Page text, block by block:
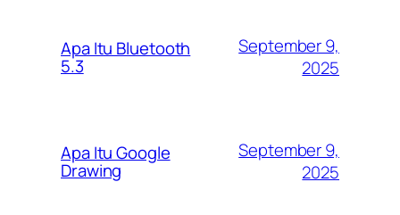
Apa Itu Bluetooth
5.3
September 9,
2025
Apa Itu Google
Drawing
September 9,
2025